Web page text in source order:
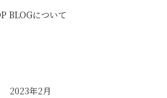
BLOGについて
2023年2月